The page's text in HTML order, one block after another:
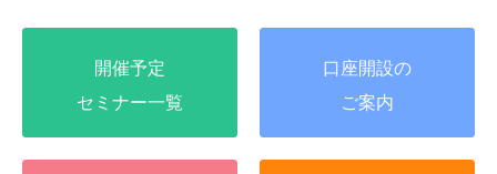
開催予定
セミナー一覧
口座開設の
ご案内